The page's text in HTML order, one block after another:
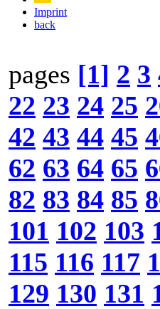
Imprint
back
pages [1] 2 3
22 23 24 25
42 43 44 45
62 63 64 65
82 83 84 85
101 102 103
115 116 117
129 130 131